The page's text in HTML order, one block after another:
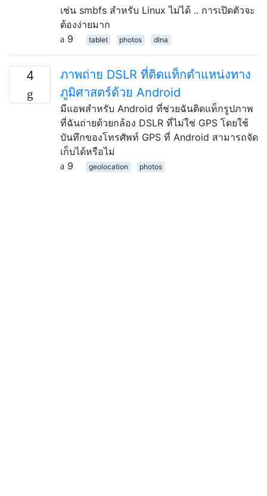
เช่น smbfs สำหรับ Linux ไม่ได้ .. การเปิดตัวจะ
ต้องง่ายมาก
9
tablet photos dlna
4
ภาพถ่าย DSLR ที่ติดแท็กตำแหน่งทาง
ภูมิศาสตร์ด้วย Android
มีแอพสำหรับ Android ที่ช่วยฉันติดแท็กรูปภาพ
ที่ฉันถ่ายด้วยกล้อง DSLR ที่ไม่ใช่ GPS โดยใช้
บันทึกของโทรศัพท์ GPS ที่ Android สามารถจัด
เก็บได้หรือไม่
9
geolocation photos